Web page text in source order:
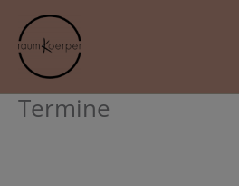
Inhalt
springen
Termine